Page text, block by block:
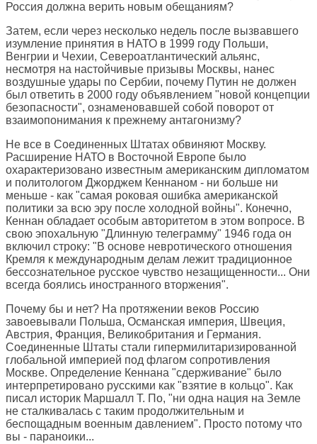
Россия должна верить новым обещаниям?
Затем, если через несколько недель после вызвавшего
изумление принятия в НАТО в 1999 году Польши,
Венгрии и Чехии, Североатлантический альянс,
несмотря на настойчивые призывы Москвы, нанес
воздушные удары по Сербии, почему Путин не должен
был ответить в 2000 году объявлением "новой концепции
безопасности", ознаменовавшей собой поворот от
взаимопонимания к прежнему антагонизму?
Не все в Соединенных Штатах обвиняют Москву.
Расширение НАТО в Восточной Европе было
охарактеризовано известным американским дипломатом
и политологом Джорджем Кеннаном - ни больше ни
меньше - как "самая роковая ошибка американской
политики за всю эру после холодной войны". Конечно,
Кеннан обладает особым авторитетом в этом вопросе. В
свою эпохальную "Длинную телеграмму" 1946 года он
включил строку: "В основе невротического отношения
Кремля к международным делам лежит традиционное
бессознательное русское чувство незащищенности... Они
всегда боялись иностранного вторжения".
Почему бы и нет? На протяжении веков Россию
завоевывали Польша, Османская империя, Швеция,
Австрия, Франция, Великобритания и Германия.
Соединенные Штаты стали гипермилитаризированной
глобальной империей под флагом сопротивления
Москве. Определение Кеннана "сдерживание" было
интерпретировано русскими как "взятие в кольцо". Как
писал историк Маршалл Т. По, "ни одна нация на Земле
не сталкивалась с таким продолжительным и
беспощадным военным давлением". Просто потому что
вы - параноики...